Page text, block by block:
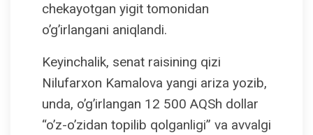
chekayotgan yigit tomonidan
o’g’irlangani aniqlandi.
Keyinchalik, senat raisining qizi
Nilufarxon Kamalova yangi ariza yozib,
unda, o’g’irlangan 12 500 AQSh dollar
“o’z-o’zidan topilib qolganligi” va avvalgi